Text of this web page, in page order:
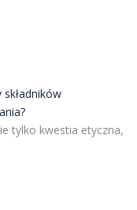
tylko kwestia etyczna,